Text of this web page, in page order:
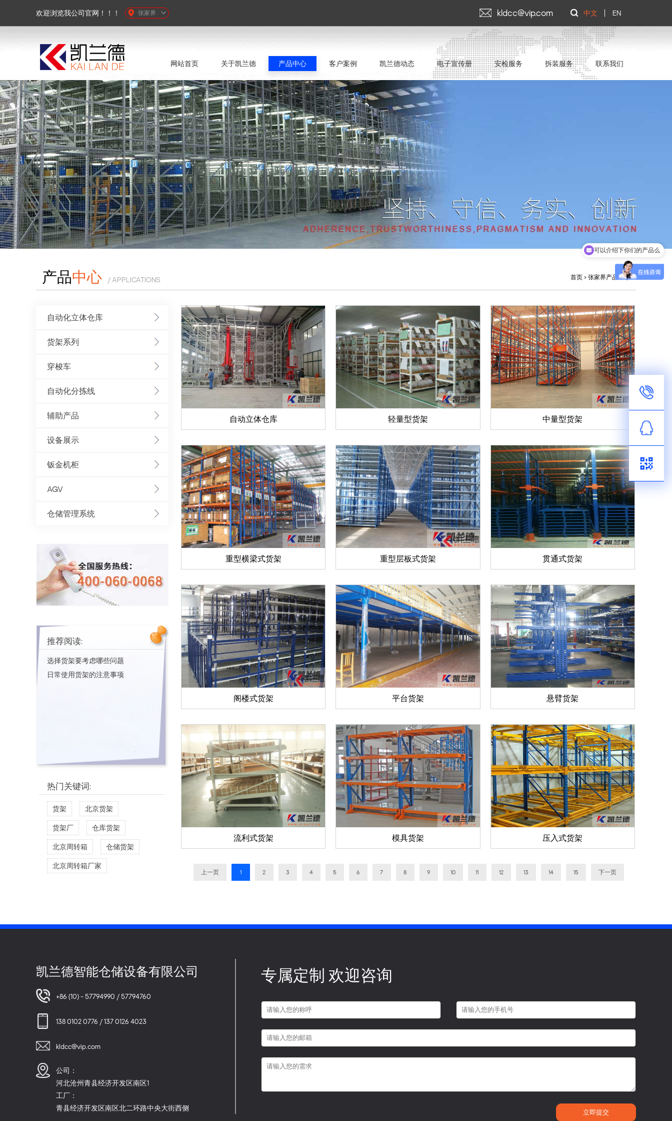
欢迎浏览我公司官网！！！ 张家界 kldcc@vip.com 中文 EN
网站首页 关于凯兰德 产品中心 客户案例 凯兰德动态 电子宣传册 安检服务 拆装服务 联系我们
产品中心 / APPLICATIONS 首页 > 张家界产品中心
自动化立体仓库
货架系列
穿梭车
自动化分拣线
辅助产品
设备展示
钣金机柜
AGV
仓储管理系统
推荐阅读:
选择货架要考虑哪些问题
日常使用货架的注意事项
热门关键词:
货架 北京货架
货架厂 仓库货架
北京周转箱 仓储货架
北京周转箱厂家
自动立体仓库 轻量型货架 中量型货架
重型横梁式货架 重型层板式货架 贯通式货架
阁楼式货架 平台货架 悬臂货架
流利式货架 模具货架 压入式货架
上一页 1 2 3 4 5 6 7 8 9 10 11 12 13 14 15 下一页
凯兰德智能仓储设备有限公司
+86 (10) - 57794990 / 57794760
138 0102 0776 / 137 0126 4023
kldcc@vip.com
公司：
河北沧州青县经济开发区南区1
工厂：
青县经济开发区南区北二环路中央大街西侧
专属定制 欢迎咨询
可以介绍下你们的产品么